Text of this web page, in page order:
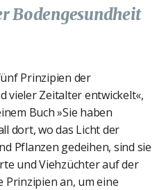
Bodengesundheit
Prinzipien der
vieler Zeitalter entwickelt«,
Buch »Sie haben
dort, wo das Licht der
Pflanzen gedeihen, sind sie
und Viehzüchter auf der
Prinzipien an, um eine